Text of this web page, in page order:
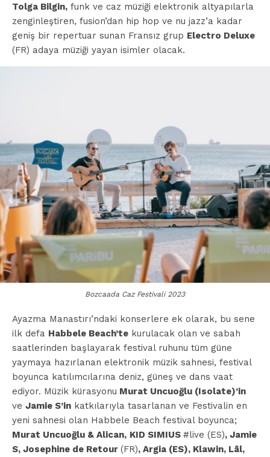
Tolga Bilgin, funk ve caz müziği elektronik altyapılarla
zenginleştiren, fusion’dan hip hop ve nu jazz’a kadar
geniş bir repertuar sunan Fransız grup Electro Deluxe
(FR) adaya müziği yayan isimler olacak.
Bozcaada Caz Festivali 2023
Ayazma Manastırı’ndaki konserlere ek olarak, bu sene
ilk defa Habbele Beach’te kurulacak olan ve sabah
saatlerinden başlayarak festival ruhunu tüm güne
yaymaya hazırlanan elektronik müzik sahnesi, festival
boyunca katılımcılarına deniz, güneş ve dans vaat
ediyor. Müzik kürasyonu Murat Uncuoğlu (Isolate)’in
ve Jamie S’in katkılarıyla tasarlanan ve Festivalin en
yeni sahnesi olan Habbele Beach festival boyunca;
Murat Uncuoğlu & Alican, KID SIMIUS #live (ES), Jamie
S, Josephine de Retour (FR), Argia (ES), Klawin, Lâl,